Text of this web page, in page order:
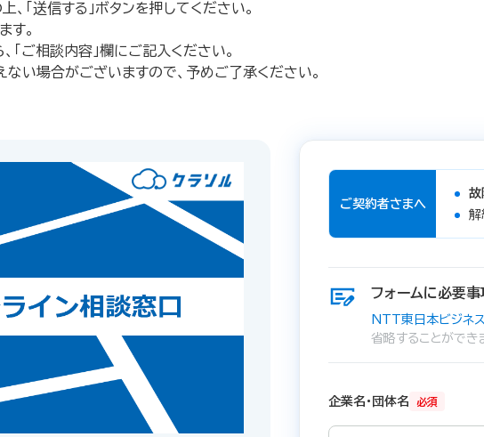
「送信する」ボタンを押してください。
す。
「ご相談内容」欄にご記入ください。
い場合がございますので、予めご了承ください。
ご契約者さまへ
故
解
フォームに必要
NTT東日本ビジネ
省略することができ
必須
企業名・団体名